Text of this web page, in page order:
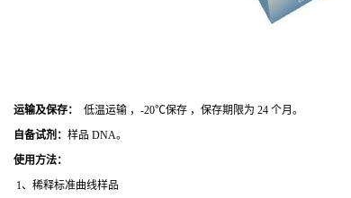
运输及保存：
低温运输 ，-20℃保存 ，保存期限为 24 个月。
自备试剂： 样品 DNA。
使用方法：
1、稀释标准曲线样品